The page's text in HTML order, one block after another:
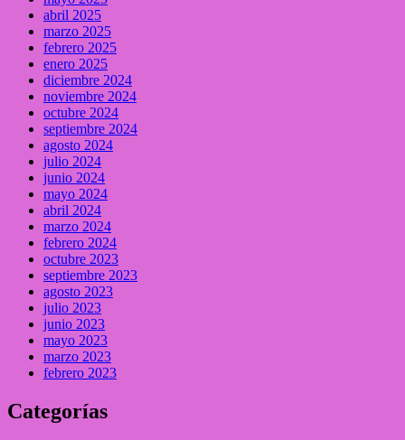
abril 2025
marzo 2025
febrero 2025
enero 2025
diciembre 2024
noviembre 2024
octubre 2024
septiembre 2024
agosto 2024
julio 2024
junio 2024
mayo 2024
abril 2024
marzo 2024
febrero 2024
octubre 2023
septiembre 2023
agosto 2023
julio 2023
junio 2023
mayo 2023
marzo 2023
febrero 2023
Categorías